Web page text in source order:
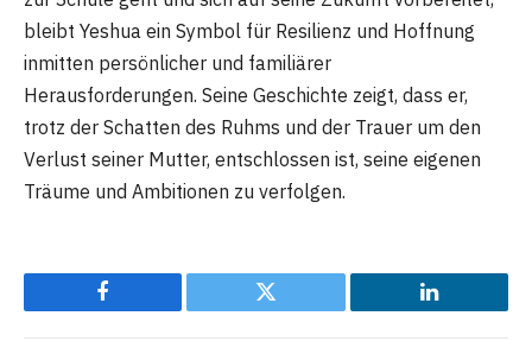
bleibt Yeshua ein Symbol für Resilienz und Hoffnung
inmitten persönlicher und familiärer
Herausforderungen. Seine Geschichte zeigt, dass er,
trotz der Schatten des Ruhms und der Trauer um den
Verlust seiner Mutter, entschlossen ist, seine eigenen
Träume und Ambitionen zu verfolgen.
Facebook Twitter LinkedIn